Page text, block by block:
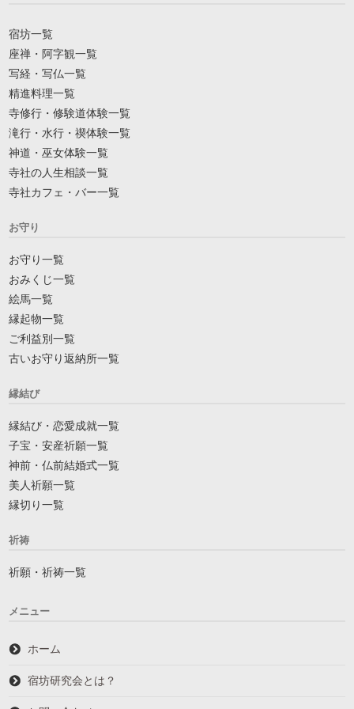
宿坊一覧
座禅・阿字観一覧
写経・写仏一覧
精進料理一覧
寺修行・修験道体験一覧
滝行・水行・禊体験一覧
神道・巫女体験一覧
寺社の人生相談一覧
寺社カフェ・バー一覧
お守り
お守り一覧
おみくじ一覧
絵馬一覧
縁起物一覧
ご利益別一覧
古いお守り返納所一覧
縁結び
縁結び・恋愛成就一覧
子宝・安産祈願一覧
神前・仏前結婚式一覧
美人祈願一覧
縁切り一覧
祈祷
祈願・祈祷一覧
メニュー
ホーム
宿坊研究会とは？